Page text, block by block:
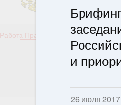
и
26 июля 2017
Работа Правительства